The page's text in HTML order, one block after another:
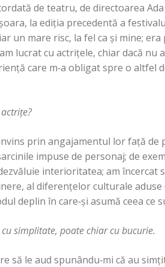
de teatru, de directoarea
la ediţia precedentă a
un mare risc, la fel ca şi mine;
lucrat cu actriţele, chiar dacă nu
care m‑a obligat spre o altfel
prin angajamentul lor faţă de
impuse de personaj; de
interioritatea; am
al diferenţelor culturale aduse
deplin în care‑şi asumă ceea
simplitate, poate chiar cu bucurie.
să le aud spunându‑mi că au